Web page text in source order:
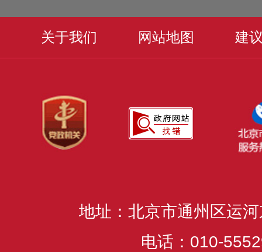
关于我们 网站地图 建
地址：北京市通州区运
电话：010-